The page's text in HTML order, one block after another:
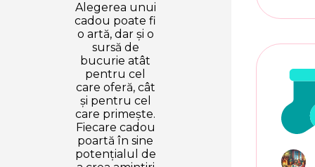
Alegerea unui
cadou poate fi
o artă, dar și o
sursă de
bucurie atât
pentru cel
care oferă, cât
și pentru cel
care primește.
Fiecare cadou
poartă în sine
potențialul de